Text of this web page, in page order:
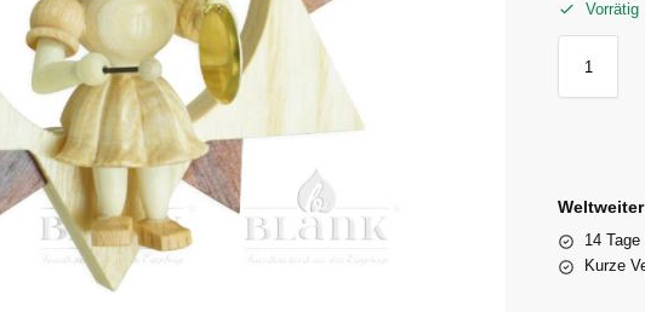
Vorrätig
14
Kurze